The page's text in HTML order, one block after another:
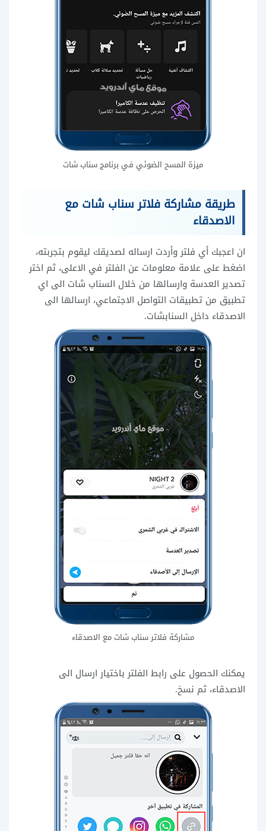
ميزة المسح الضوئي في برنامج سناب شات
طريقة مشاركة فلاتر سناب شات مع
الاصدقاء
ان اعجبك أي فلتر وأردت ارساله لصديقك ليقوم بتجربته،
اضغط على علامة معلومات عن الفلتر في الاعلى، ثم اختر
تصدير العدسة وارسالها من خلال السناب شات الى اي
تطبيق من تطبيقات التواصل الاجتماعي، ارسالها الى
الاصدقاء داخل السنابشات.
مشاركة فلاتر سناب شات مع الاصدقاء
يمكنك الحصول على رابط الفلتر باختيار ارسال الى
الاصدقاء، ثم نسخ.